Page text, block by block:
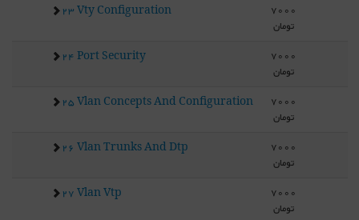
23 Vty Configuration
7000
تومان
24 Port Security
7000
تومان
25 Vlan Concepts And Configuration
7000
تومان
26 Vlan Trunks And Dtp
7000
تومان
27 Vlan Vtp
7000
تومان